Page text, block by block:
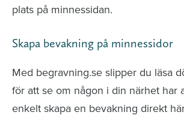
plats på minnessidan.
Skapa bevakning på minnessidor
Med begravning.se slipper du läsa
för att se om någon i din närhet har
enkelt skapa en bevakning direkt